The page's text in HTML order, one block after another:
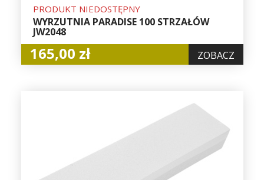
PRODUKT NIEDOSTĘPNY
WYRZUTNIA PARADISE 100 STRZAŁÓW
JW2048
165,00 zł ZOBACZ